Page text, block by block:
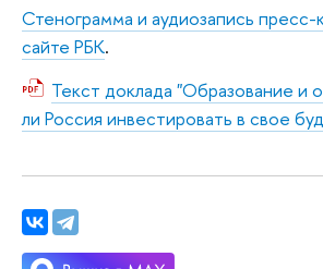
Стенограмма и аудиозапись
сайте РБК.
Текст доклада "Образование и
ли Россия инвестировать в свое